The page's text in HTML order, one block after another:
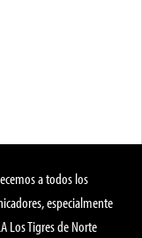
a todos los
especialmente
Los Tigres de Norte